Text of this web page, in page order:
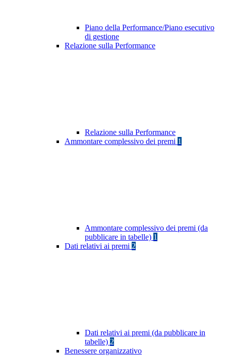
Piano della Performance/Piano esecutivo
di gestione
Relazione sulla Performance
Relazione sulla Performance
Ammontare complessivo dei premi 1
Ammontare complessivo dei premi (da
pubblicare in tabelle) 1
Dati relativi ai premi 2
Dati relativi ai premi (da pubblicare in
tabelle) 2
Benessere organizzativo